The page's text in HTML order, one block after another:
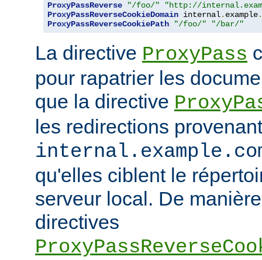
ProxyPassReverse
"/foo/"
"http://
ProxyPassReverseCookieDomain internal. example.
ProxyPassReverseCookiePath
"/foo/" "/bar/"
La directive ProxyPass
pour rapatrier les
que la directive
les redirections
qu'elles ciblent le
serveur local. De
directives